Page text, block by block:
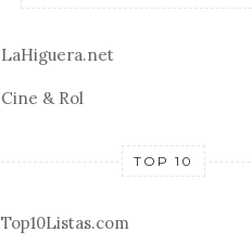
LaHiguera.net
Cine & Rol
TOP 10
Top10Listas.com